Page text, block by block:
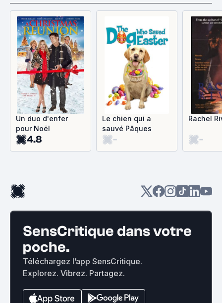
Un duo d'enfer
pour Noël
4.8
Le chien qui a
sauvé Pâques
-
Rachel
-
SensCritique dans votre
poche.
Téléchargez l’app SensCritique.
Explorez. Vibrez. Partagez.